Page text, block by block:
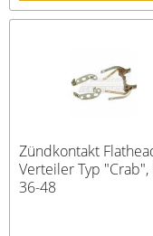
Zündkontakt
Verteiler Typ "Crab",
36-48